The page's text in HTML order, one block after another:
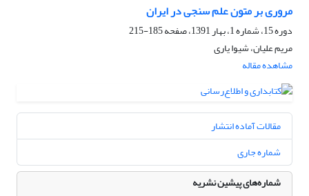
مروری بر متون علم سنجی در ایران
دوره 15، شماره 1، بهار 1391، صفحه
185-215
مریم علیان، شیوا یاری
مشاهده مقاله
مقالات آماده انتشار
شماره جاری
شماره‌های پیشین نشریه